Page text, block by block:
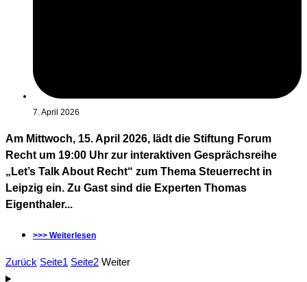
7. April 2026
Am Mittwoch, 15. April 2026, lädt die Stiftung Forum
Recht um 19:00 Uhr zur interaktiven Gesprächsreihe
„Let’s Talk About Recht“ zum Thema Steuerrecht in
Leipzig ein. Zu Gast sind die Experten Thomas
Eigenthaler...
>>> Weiterlesen
Zurück Seite1 Seite2 Weiter